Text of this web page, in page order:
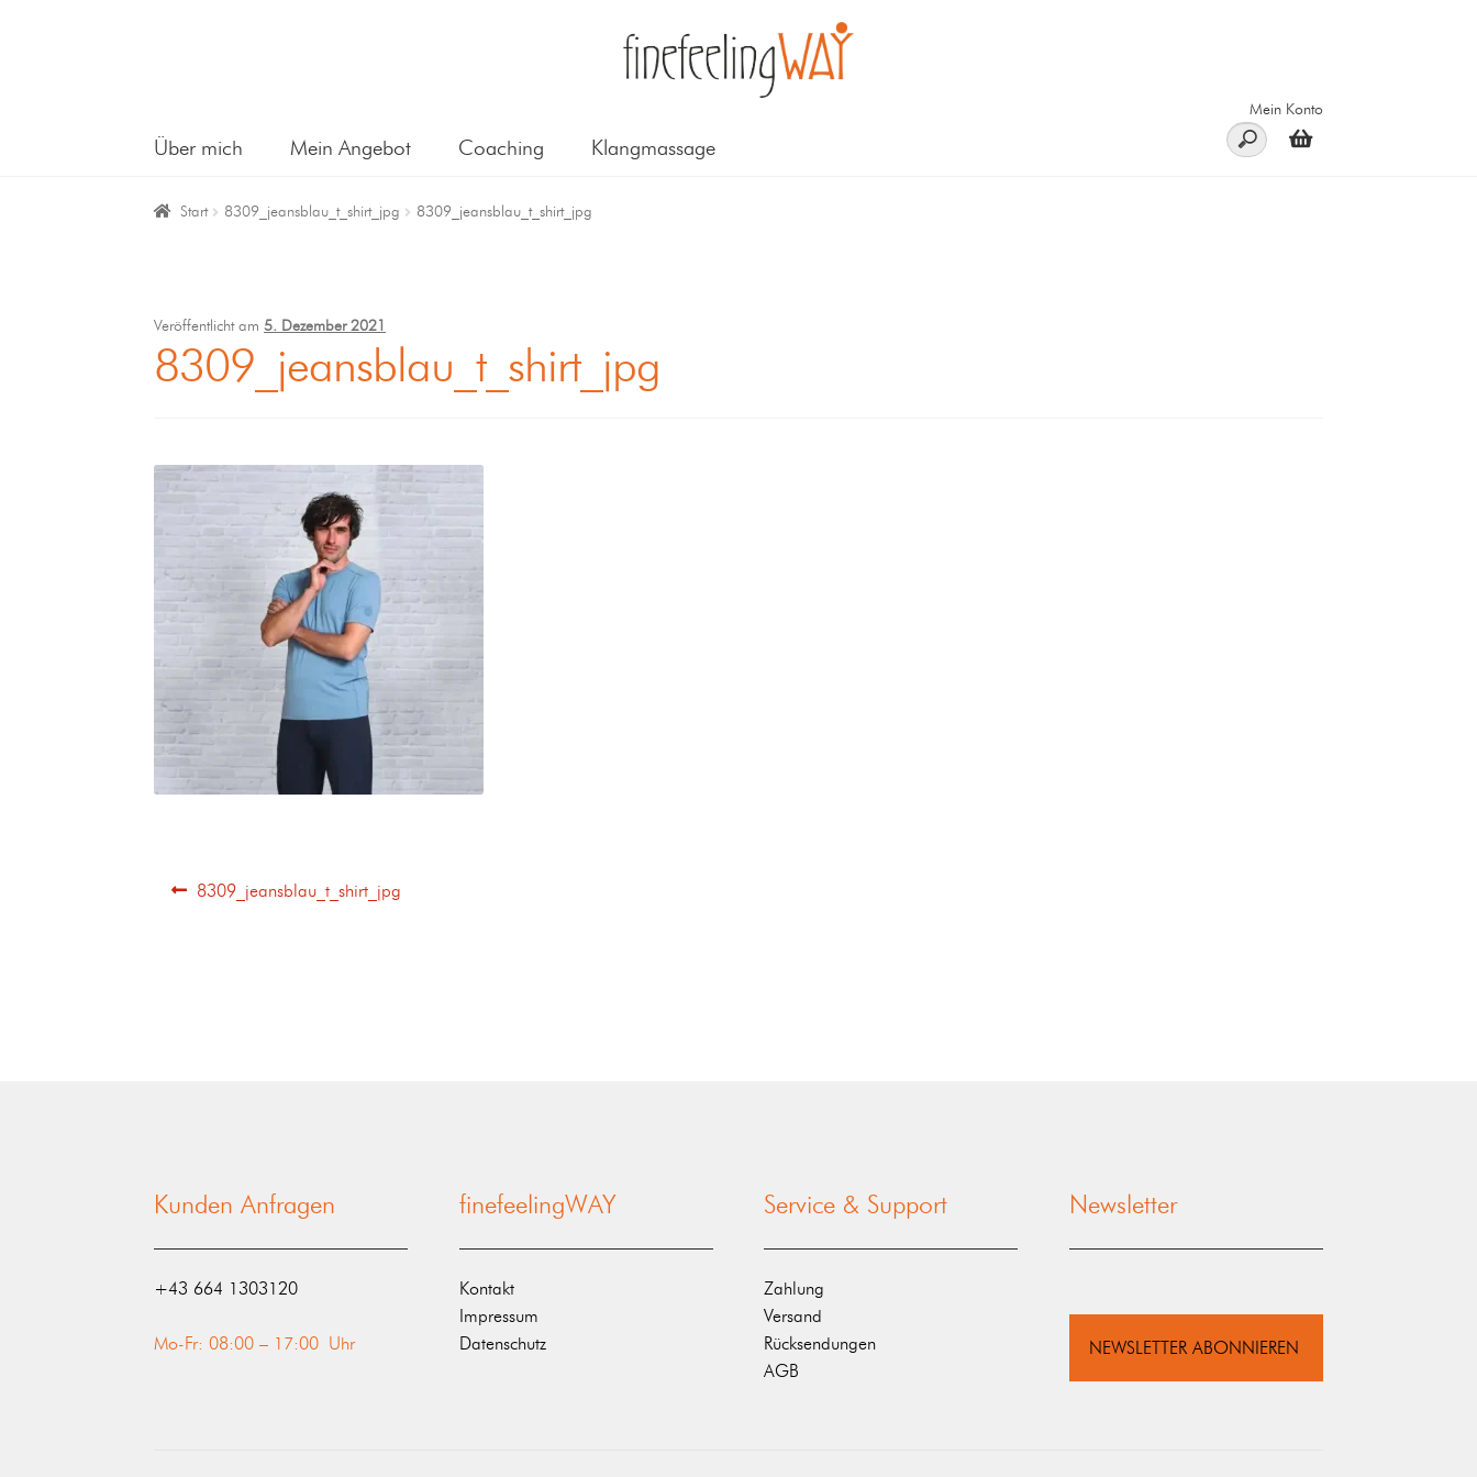
Über mich Mein Angebot Coaching Klangmassage
Mein Konto
Start 8309_jeansblau_t_shirt_jpg 8309_jeansblau_t_shirt_jpg
Veröffentlicht am5. Dezember 2021
8309_jeansblau_t_shirt_jpg
8309_jeansblau_t_shirt_jpg
Kunden Anfragen
‭+43 664 1303120‬
Mo-Fr: 08:00 – 17:00 Uhr
finefeelingWAY
Kontakt
Impressum
Datenschutz
Service & Support
Zahlung
Versand
Rücksendungen
AGB
Newsletter
NEWSLETTER ABONNIEREN